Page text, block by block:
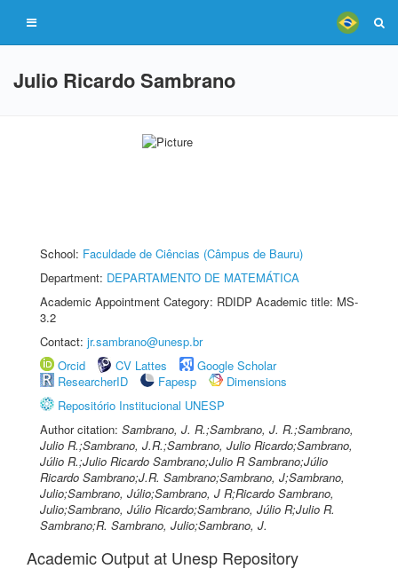
Julio Ricardo Sambrano
School: Faculdade de Ciências (Câmpus de Bauru)
Department: DEPARTAMENTO DE MATEMÁTICA
Academic Appointment Category: RDIDP Academic title: MS-
3.2
Contact: jr.sambrano@unesp.br
Orcid
CV Lattes
Google Scholar
ResearcherID
Fapesp
Dimensions
Repositório Institucional UNESP
Author citation: Sambrano, J. R.;Sambrano, J. R.;Sambrano,
Julio R.;Sambrano, J.R.;Sambrano, Julio Ricardo;Sambrano,
Júlio R.;Julio Ricardo Sambrano;Julio R Sambrano;Júlio
Ricardo Sambrano;J.R. Sambrano;Sambrano, J;Sambrano,
Julio;Sambrano, Júlio;Sambrano, J R;Ricardo Sambrano,
Julio;Sambrano, Júlio Ricardo;Sambrano, Júlio R;Julio R.
Sambrano;R. Sambrano, Julio;Sambrano, J.
Academic Output at Unesp Repository